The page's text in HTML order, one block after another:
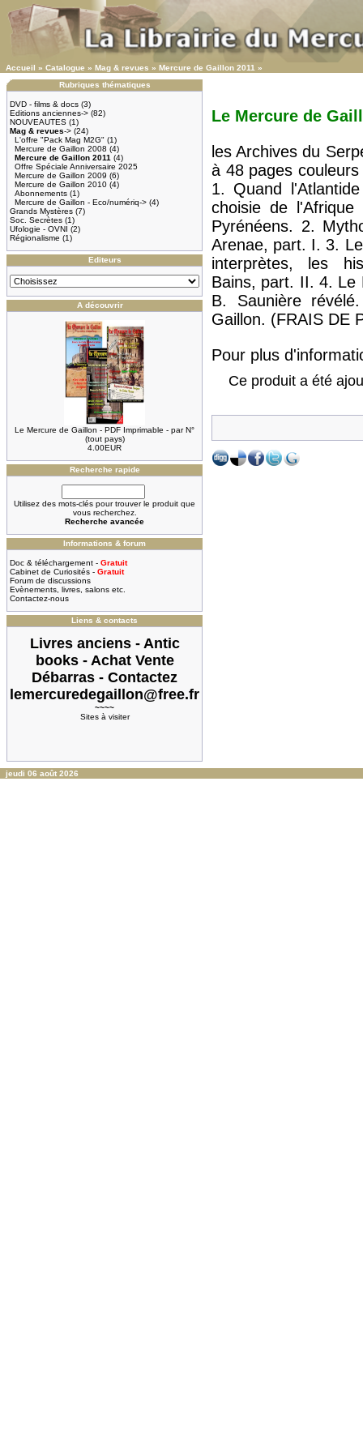
Accueil » Catalogue » Mag & revues » Mercure de Gaillon 2011 »
Rubriques thématiques
DVD - films & docs (3)
Editions anciennes-> (82)
NOUVEAUTES (1)
Mag & revues-> (24)
L'offre "Pack Mag M2G" (1)
Mercure de Gaillon 2008 (4)
Mercure de Gaillon 2011 (4)
Offre Spéciale Anniversaire 2025
Mercure de Gaillon 2009 (6)
Mercure de Gaillon 2010 (4)
Abonnements (1)
Mercure de Gaillon - Eco/numériq-> (4)
Grands Mystères (7)
Soc. Secrètes (1)
Ufologie - OVNI (2)
Régionalisme (1)
Editeurs
A découvrir
Le Mercure de Gaillon - PDF Imprimable - par N°
(tout pays)
4.00EUR
Recherche rapide
Utilisez des mots-clés pour trouver le produit que
vous recherchez.
Recherche avancée
Informations & forum
Doc & téléchargement - Gratuit
Cabinet de Curiosités - Gratuit
Forum de discussions
Evènements, livres, salons etc.
Contactez-nous
Liens & contacts
Livres anciens - Antic
books - Achat Vente
Débarras - Contactez
lemercuredegaillon@free.fr
~~~~
Sites à visiter
Le Mercure de
les Archives du
à 48 pages
1. Quand
choisie de
Pyrénéens. 2.
Arenae, part. I. 3.
interprètes, les
Bains, part. II. 4. Le
B. Saunière
Gaillon. (FRAIS DE
Pour plus
Ce produit a été
jeudi 06 août 2026